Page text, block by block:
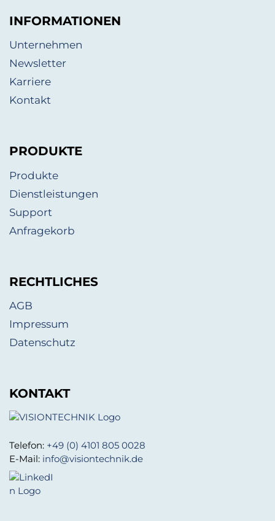
INFORMATIONEN
Unternehmen
Newsletter
Karriere
Kontakt
PRODUKTE
Produkte
Dienstleistungen
Support
Anfragekorb
RECHTLICHES
AGB
Impressum
Datenschutz
KONTAKT
Telefon: +49 (0) 4101 805 0028
E-Mail: info@visiontechnik.de